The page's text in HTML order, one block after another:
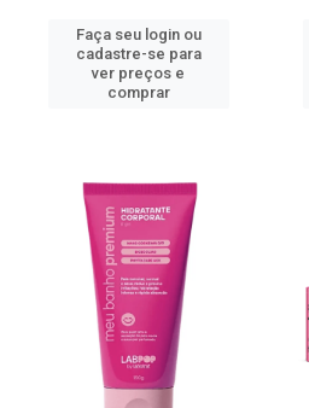
Faça seu login ou
cadastre-se para
ver preços e
comprar